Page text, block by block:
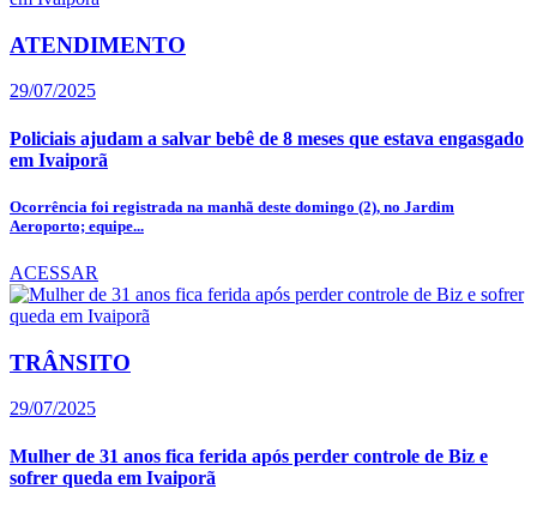
ATENDIMENTO
29/07/2025
Policiais ajudam a salvar bebê de 8 meses que estava engasgado
em Ivaiporã
Ocorrência foi registrada na manhã deste domingo (2), no Jardim
Aeroporto; equipe...
ACESSAR
TRÂNSITO
29/07/2025
Mulher de 31 anos fica ferida após perder controle de Biz e
sofrer queda em Ivaiporã